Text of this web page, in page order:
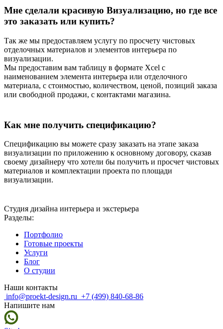
Мне сделали красивую Визуализацию, но где все
это заказать или купить?
Так же мы предоставляем услугу по просчету чистовых
отделочных материалов и элементов интерьера по
визуализации.
Мы предоставим вам таблицу в формате Xcel с
наименованием элемента интерьера или отделочного
материала, с стоимостью, количеством, ценой, позиций заказа
или свободной продажи, с контактами магазина.
Как мне получить спецификацию?
Спецификацию вы можете сразу заказать на этапе заказа
визуализации по приложению к основному договору, сказав
своему дизайнеру что хотели бы получить и просчет чистовых
материалов и комплектации проекта по площади
визуализации.
Студия дизайна интерьера и экстерьера
Разделы:
Портфолио
Готовые проекты
Услуги
Блог
О студии
Наши контакты
info@proekt-design.ru +7 (499) 840-68-86
Напишите нам